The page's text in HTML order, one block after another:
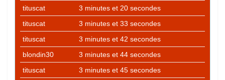
tituscat
3 minutes et 20 secondes
tituscat
3 minutes et 33 secondes
tituscat
3 minutes et 42 secondes
blondin30
3 minutes et 44 secondes
tituscat
3 minutes et 45 secondes